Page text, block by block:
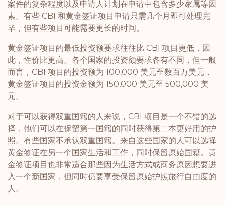
案件的复杂程度以及申请人计划在申请中包含多少家属等因
素。有些 CBI 和黄金签证项目申请只需几个月即可处理完
毕，但有些项目可能需要更长的时间。
黄金签证项目的最低投资额要求往往比 CBI 项目更低，因
此，性价比更高。各个国家的投资额要求各有不同，但一般
而言，CBI 项目的投资额为 100,000 美元至数百万美元，
黄金签证项目的投资金额为 150,000 美元至 500,000 美
元。
对于可以获得双重国籍的人来说，CBI 项目是一个不错的选
择，他们可以在保留第一国籍的同时获得第二本更好用的护
照。有些国家不承认双重国籍。来自这些国家的人可以选择
黄金签证在另一个国家生活和工作，同时保留原始国籍。黄
金签证项目也非常适合那些因为生活方式或商务原因想要进
入一个新国家，但同时仍要享受保留原始护照旅行自由度的
人。